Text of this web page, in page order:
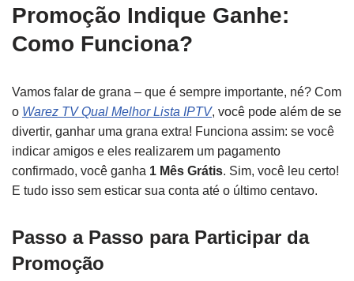
Promoção Indique Ganhe:
Como Funciona?
Vamos falar de grana – que é sempre importante, né? Com
o Warez TV Qual Melhor Lista IPTV, você pode além de se
divertir, ganhar uma grana extra! Funciona assim: se você
indicar amigos e eles realizarem um pagamento
confirmado, você ganha 1 Mês Grátis. Sim, você leu certo!
E tudo isso sem esticar sua conta até o último centavo.
Passo a Passo para Participar da
Promoção